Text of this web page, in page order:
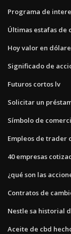
Programa de
Últimas estafas de
Hoy valor en
Significado de
Futuros cortos lv
Solicitar un
Símbolo de
Empleos de trader
40 empresas
¿qué son las
Contratos de
Nestle sa historial
Aceite de cbd